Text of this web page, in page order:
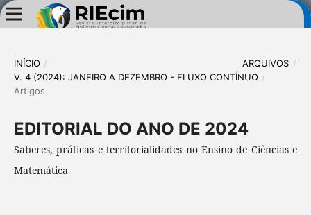
INÍCIO / ARQUIVOS /
V. 4 (2024): JANEIRO A DEZEMBRO - FLUXO CONTÍNUO /
Artigos
EDITORIAL DO ANO DE 2024
Saberes, práticas e territorialidades no Ensino de Ciências e
Matemática